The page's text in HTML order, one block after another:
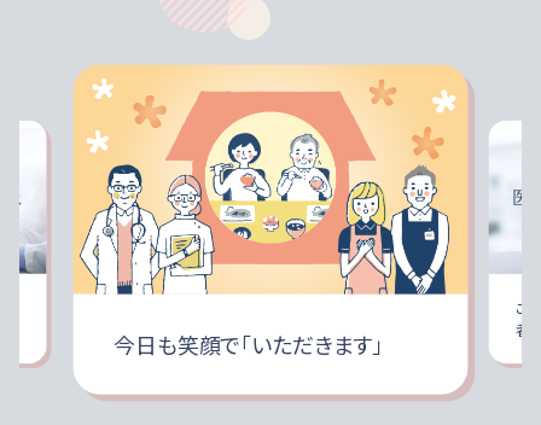
ひねって簡単に
開けられるラージキャップ
カリウム
カルシウム
水分
[ ]：参考値
※食塩相当量（g）＝ナトリウム（mg）×2.54×1/1000
もっと見る
水分管理および電解質の補給量に配慮して使用してくだ
使用開始時は、腹部症状等に注意しながら少量ずつ使用
してください。
保管中に水分が分離することがありますので、水にむせや
すい方は注意して使用してください。
容器に漏れ・膨脹等がみられるもの及び容器の破損して
いるものは使用しないでください。
開封時に内容物の色・臭い・味に異常があるものは使用し
容器は使い捨てです。繰り返しの使用は避けてください。
容器が落下・衝撃等により破損しますと、衛生性が損なわ
れます。取り扱いには十分注意してください。
今日も笑顔で「いただきます」
こ
者